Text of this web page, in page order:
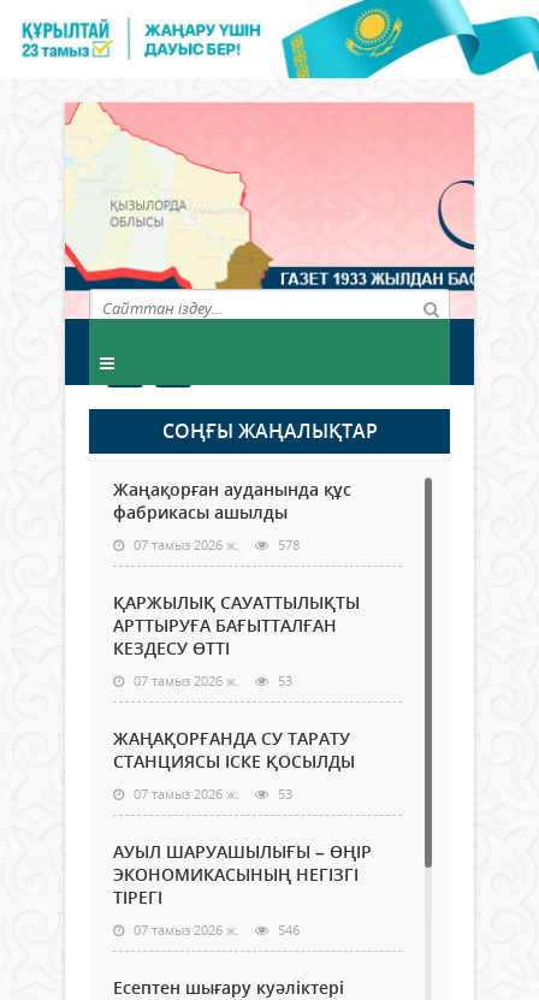
СОҢҒЫ ЖАҢАЛЫҚТАР
Жаңақорған ауданында құс
фабрикасы ашылды
07 тамыз 2026 ж. 578
ҚАРЖЫЛЫҚ САУАТТЫЛЫҚТЫ
АРТТЫРУҒА БАҒЫТТАЛҒАН
КЕЗДЕСУ ӨТТІ
07 тамыз 2026 ж. 53
ЖАҢАҚОРҒАНДА СУ ТАРАТУ
СТАНЦИЯСЫ ІСКЕ ҚОСЫЛДЫ
07 тамыз 2026 ж. 53
АУЫЛ ШАРУАШЫЛЫҒЫ – ӨҢІР
ЭКОНОМИКАСЫНЫҢ НЕГІЗГІ
ТІРЕГІ
07 тамыз 2026 ж. 546
Есептен шығару куәліктері